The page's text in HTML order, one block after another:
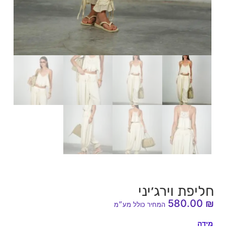
חליפת וירג׳יני
580.00 ₪ המחיר כולל מע״מ
מידה